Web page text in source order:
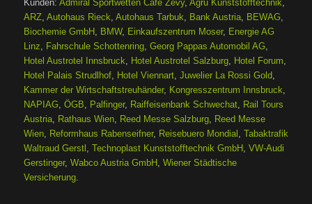
Kunden: Admiral Sportwetten Cafe Zevy, Agru Kunststofftechnik,
ARZ, Autohaus Rieck, Autohaus Tarbuk, Bank Austria, BEWAG,
Biochemie GmbH , BMW, Einkaufszentrum Moser, Energie AG
Linz, Fahrschule Schottenring, Georg Pappas Automobil AG,
Hotel Austrotel Innsbruck, Hotel Austrotel Salzburg, Hotel Forum,
Hotel Palais Strudlhof, Hotel Viennart, Juwelier La Rossi Gold,
Kammer der Wirtschaftstreuhänder, Kongresszentrum Innsbruck,
NAPIAG, ÖGB, Palfinger, Raiffeisenbank Schwechat, Rail Tours
Austria, Rathaus Wien, Reed Messe Salzburg, Reed Messe
Wien, Reformhaus Rabenseifner, Reisebuero Mondial , Tabaktrafik
Waltraud Gerstl , Technoplast Kunststofftechnik GmbH , VW-Audi
Gerstinger, Wabco Austria GmbH , Wiener Städtische
Versicherung.